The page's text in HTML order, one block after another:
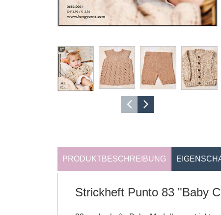
PRODUKTBESCHREIBUNG
Strickheft Punto 83 "Baby